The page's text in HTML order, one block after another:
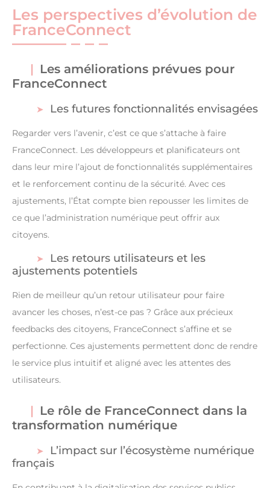
Les perspectives d’évolution de
FranceConnect
Les améliorations prévues pour
FranceConnect
Les futures fonctionnalités envisagées
Regarder vers l’avenir, c’est ce que s’attache à faire
FranceConnect. Les développeurs et planificateurs ont
dans leur mire l’ajout de fonctionnalités supplémentaires
et le renforcement continu de la sécurité. Avec ces
ajustements, l’État compte bien repousser les limites de
ce que l’administration numérique peut offrir aux
citoyens.
Les retours utilisateurs et les
ajustements potentiels
Rien de meilleur qu’un retour utilisateur pour faire
avancer les choses, n’est-ce pas ? Grâce aux précieux
feedbacks des citoyens, FranceConnect s’affine et se
perfectionne. Ces ajustements permettent donc de rendre
le service plus intuitif et aligné avec les attentes des
utilisateurs.
Le rôle de FranceConnect dans la
transformation numérique
L’impact sur l’écosystème numérique
français